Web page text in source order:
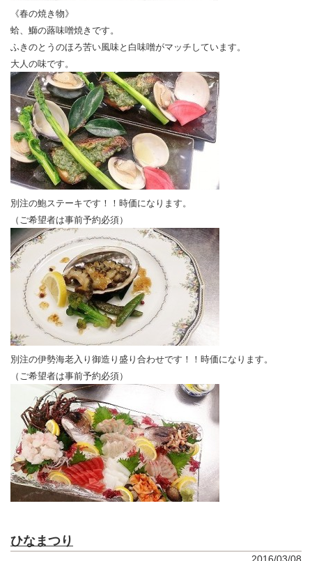
《春の焼き物》
蛤、鰤の蕗味噌焼きです。
ふきのとうのほろ苦い風味と白味噌がマッチしています。
大人の味です。
別注の鮑ステーキです！！時価になります。
（ご希望者は事前予約必須）
別注の伊勢海老入り御造り盛り合わせです！！時価になります。
（ご希望者は事前予約必須）
ひなまつり